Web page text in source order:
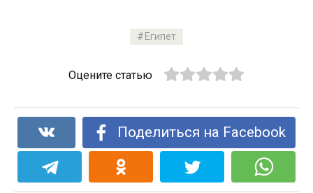
Египет
Оцените статью
Поделиться на Facebook